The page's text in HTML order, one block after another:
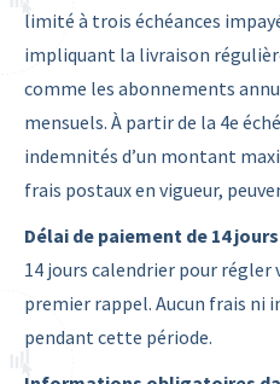
limité à trois échéances
impliquant la livraison
comme les abonnements
mensuels. À partir de la 4e
indemnités d’un montant
frais postaux en vigueur,
Délai de paiement de 14 jours
14 jours calendrier pour
premier rappel. Aucun frais ni
pendant cette période.